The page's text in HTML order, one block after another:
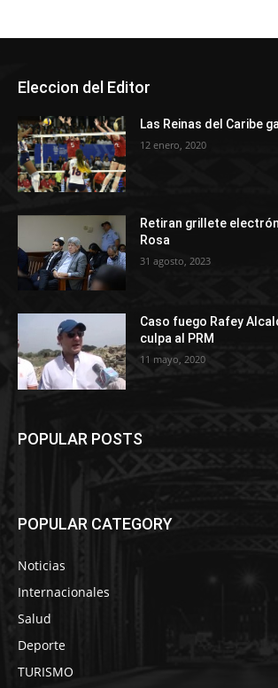
Eleccion del Editor
Las Reinas del Caribe
12 enero, 2020
Retiran grillete
Rosa
31 agosto, 2023
Caso fuego Rafey
culpa al PRM
11 mayo, 2020
POPULAR POSTS
POPULAR CATEGORY
Noticias
Internacionales
Salud
Deporte
TURISMO